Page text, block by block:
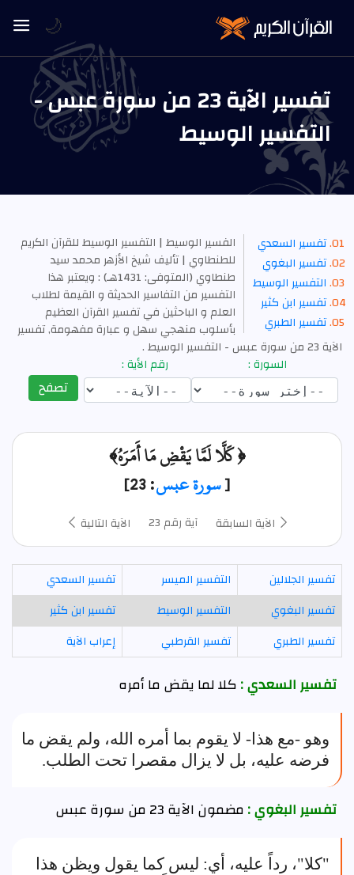
تفسير الآية 23 من سورة عبس -
التفسير الوسيط
تفسير السعدي
تفسير البغوي
التفسير الوسيط
تفسير ابن كثير
تفسير الطبري
الفسير الوسيط | التفسير الوسيط للقرآن الكريم
للطنطاوي | تأليف شيخ الأزهر محمد سيد
طنطاوي (المتوفى: 1431هـ) : ويعتبر هذا
التفسير من التفاسير الحديثة و القيمة لطلاب
العلم و الباحثين في تفسير القرآن العظيم
بأسلوب منهجي سهل و عبارة مفهومة, تفسير
الآية 23 من سورة عبس - التفسير الوسيط .
السورة :
رقم الأية :
تصفح
﴿ كَلَّا لَمَّا يَقْضِ مَا أَمَرَهُ﴾
[سورة عبس: 23]
الآية السابقة آية رقم 23 الآية التالية
تفسير الجلالين التفسير الميسر
تفسير السعدي
تفسير البغوي
التفسير الوسيط
تفسير ابن كثير
تفسير الطبري
تفسير القرطبي إعراب الآية
تفسير السعدي :كلا لما يقض ما أمره
وهو -مع هذا- لا يقوم بما أمره الله، ولم يقض ما
فرضه عليه، بل لا يزال مقصرا تحت الطلب.
تفسير البغوي :مضمون الآية 23 من سورة عبس
"كلا"، رداً عليه، أي: ليس كما يقول ويظن هذا
🌙